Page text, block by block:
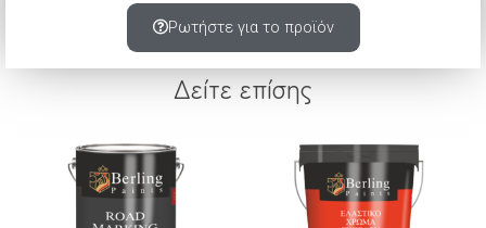
Ρωτήστε για το προϊόν
Δείτε επίσης